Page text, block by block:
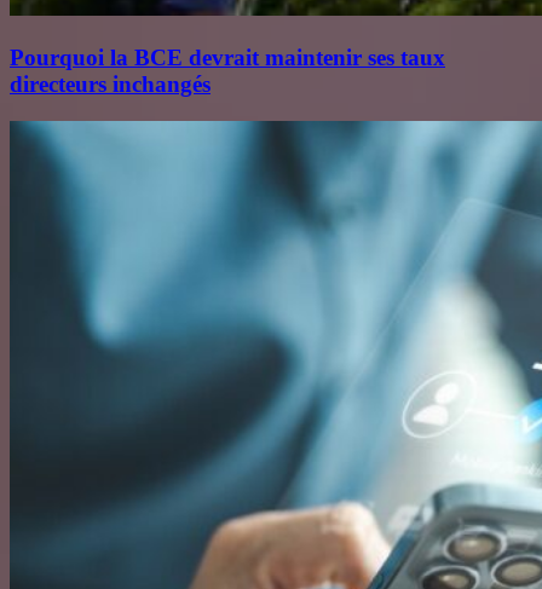
Pourquoi la BCE devrait maintenir ses taux
directeurs inchangés